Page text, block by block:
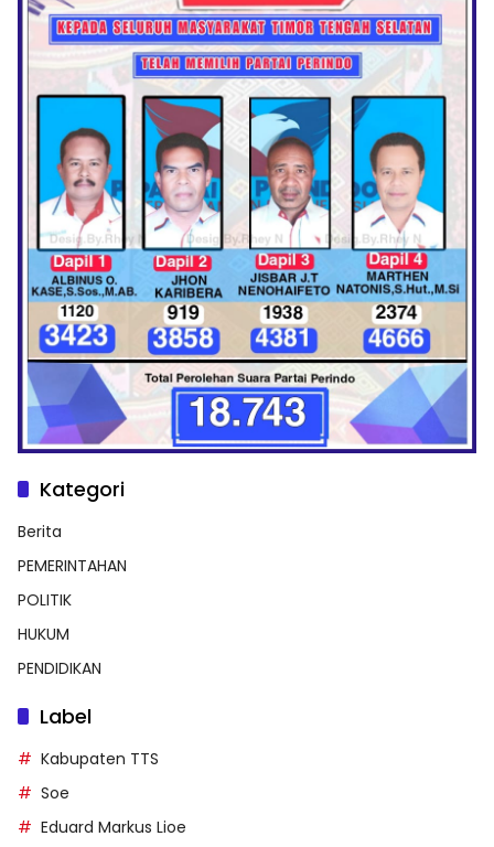
Kategori
Berita
PEMERINTAHAN
POLITIK
HUKUM
PENDIDIKAN
Label
Kabupaten TTS
Soe
Eduard Markus Lioe